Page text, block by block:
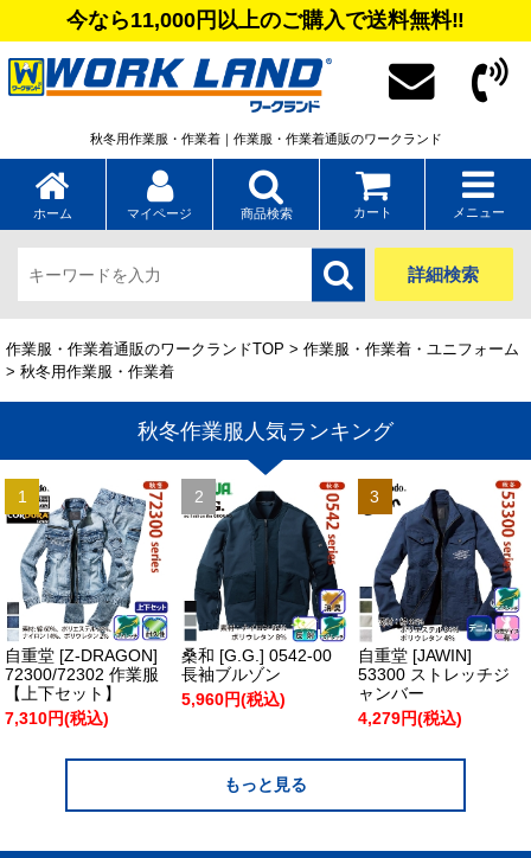
今なら11,000円以上のご購入で送料無料‼
秋冬用作業服・作業着｜作業服・作業着通販のワークランド
ホーム マイページ 商品検索 カート メニュー
詳細検索
作業服・作業着通販のワークランドTOP > 作業服・作業着・ユニフォーム
> 秋冬用作業服・作業着
秋冬作業服人気ランキング
自重堂 [Z-DRAGON]
72300/72302 作業服
【上下セット】
7,310円(税込)
桑和 [G.G.] 0542-00
長袖ブルゾン
5,960円(税込)
自重堂 [JAWIN]
53300 ストレッチジ
ャンバー
4,279円(税込)
もっと見る